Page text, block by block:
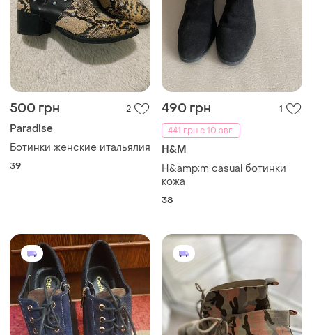
500 грн 2
Paradise
Ботинки женские итальялия
39
490 грн
1
441 грн с 10 авг.
H&M
H&amp;m casual ботинки
кожа
38